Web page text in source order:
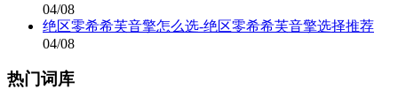
04/08
绝区零希希芙音擎怎么选-绝区零希希芙音擎选择推荐
04/08
热门词库